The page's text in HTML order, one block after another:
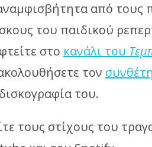
από τους
του παιδικού
στο κανάλι του
τον συνθέτη
του.
τους στίχους του